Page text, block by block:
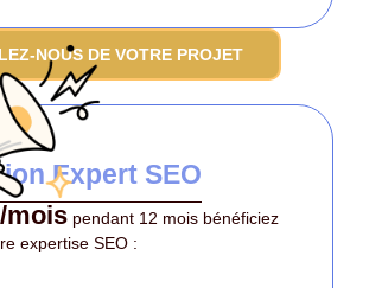
NOUS DE VOTRE PROJET
Expert SEO
mois pendant 12 mois bénéficiez
expertise SEO :